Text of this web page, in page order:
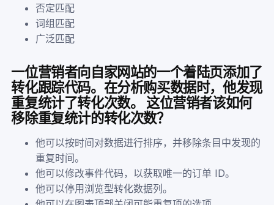
否定匹配
词组匹配
广泛匹配
一位营销者向自家网站的一个着陆页添加了
转化跟踪代码。在分析购买数据时，他发现
重复统计了转化次数。 这位营销者该如何
移除重复统计的转化次数？
他可以按时间对数据进行排序，并移除条目中发现的
重复时间。
他可以修改事件代码，以获取唯一的订单 ID。
他可以停用浏览型转化数据列。